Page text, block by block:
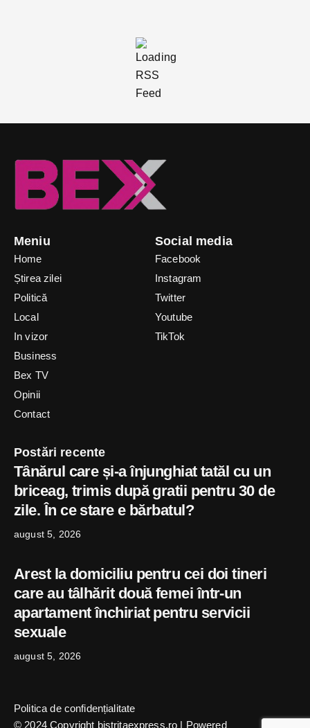
Meniu
Home
Știrea zilei
Politică
Local
In vizor
Business
Bex TV
Opinii
Contact
Social media
Facebook
Instagram
Twitter
Youtube
TikTok
Postări recente
Tânărul care și-a înjunghiat tatăl cu un
briceag, trimis după gratii pentru 30 de
zile. În ce stare e bărbatul?
august 5, 2026
Arest la domiciliu pentru cei doi tineri
care au tâlhărit două femei într-un
apartament închiriat pentru servicii
sexuale
august 5, 2026
© 2024 Copyright bistritaexpress.ro | Powered
Politica de confidențialitate